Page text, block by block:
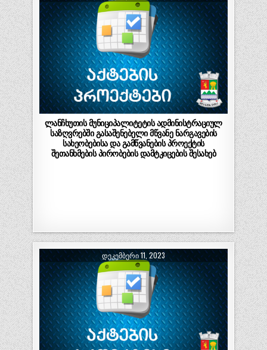
ლანჩხუთის მუნიციპალიტეტის ადმინისტრაციულ
საზღვრებში გასაშენებელი მწვანე ნარგავების
სახეობებისა და გამწვანების პროექტის
შეთანხმების პირობების დამტკიცების შესახებ
ᲓᲔᲙᲔᲛᲑᲔᲠᲘ 11, 2023